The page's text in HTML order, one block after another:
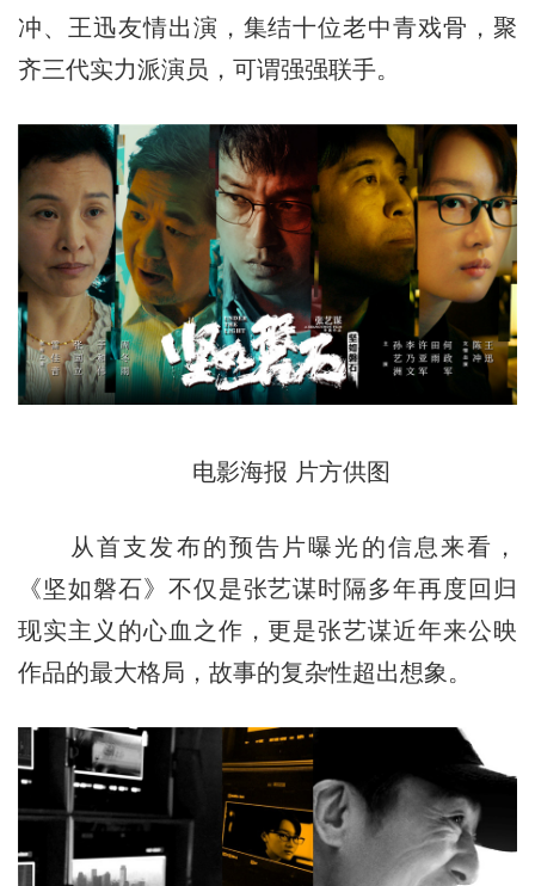
冲、王迅友情出演，集结十位老中青戏骨，聚
齐三代实力派演员，可谓强强联手。
电影海报 片方供图
从首支发布的预告片曝光的信息来看，
《坚如磐石》不仅是张艺谋时隔多年再度回归
现实主义的心血之作，更是张艺谋近年来公映
作品的最大格局，故事的复杂性超出想象。